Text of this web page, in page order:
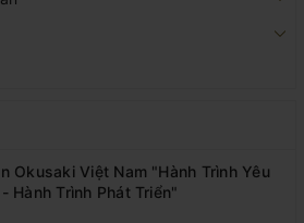
Okusaki Việt Nam "Hành Trình Yêu
Hành Trình Phát Triển"